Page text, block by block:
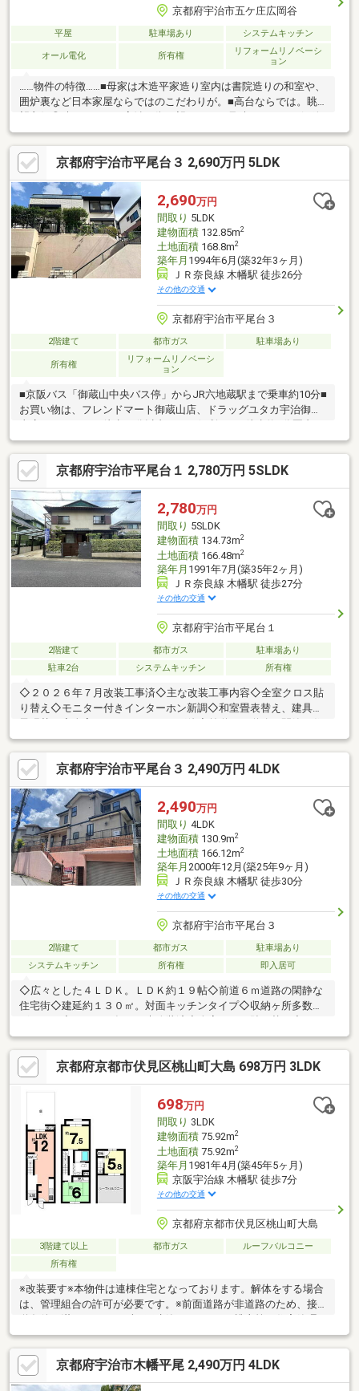
京都府宇治市五ケ庄広岡谷
平屋 駐車場あり システムキッチン
オール電化 所有権
リフォームリノベーシ
ョン
……物件の特徴……■母家は木造平家造り室内は書院造りの和室や、
囲炉裏など日本家屋ならではのこだわりが。■高台ならでは。眺
感ある立地ですので、日当たり・通風も良好です。■お庭の中に
東家、藤棚あり玄関から母家までの間に東家がございますので、
お客様をおもてなしする場としてもご活用いただけます。■2023
年にリフォーム済みキッチンや浴室、トイレなどリフォームがさ
れており、綺麗な水回りで快適にお過ごしいただけます。■京
阪、JR奈良線の２沿線利用可宇治周辺だけでなく、伏見や京都駅
など京都市内も乗り換えなしで移動いただけます。
京都府宇治市平尾台３ 2,690万円 5LDK
2,690万円
間取り 5LDK
建物面積132.85m2
土地面積168.8m2
築年月 1994年6月(築32年3ヶ月)
ＪＲ奈良線 木幡駅 徒歩26分
その他の交通
京都府宇治市平尾台３
2階建て 都市ガス 駐車場あり
所有権
リフォームリノベーシ
ョン
■京阪バス「御蔵山中央バス停」からJR六地蔵駅まで乗車約10分■
お買い物は、フレンドマート御蔵山店、ドラッグユタカ宇治御蔵
に、内科・小児科・歯科のクリニックがあります■宇治カントリ
ークラブまで車で約15分なので、ゴルフが趣味の方にもおすすめ
です！■堀込車庫で大事な車やバイクを汚れや盗難から守れます■
児童公園が点在しており、お子様を連れての遊び場やペットのお
散歩に丁度良い環境です※容積率超過※堀込車庫：幅約2.9ｍ 高さ
約1.9ｍ 奥行約5.6ｍ※令和2年5月外壁塗装、ガス給湯器交換※令
和5年6月レンジフード交換
京都府宇治市平尾台１ 2,780万円 5SLDK
2,780万円
間取り 5SLDK
建物面積134.73m2
土地面積166.48m2
築年月 1991年7月(築35年2ヶ月)
ＪＲ奈良線 木幡駅 徒歩27分
その他の交通
京都府宇治市平尾台１
2階建て 都市ガス
駐車場あり
駐車2台
システムキッチン 所有権
◇２０２６年７月改装工事済◇主な改装工事内容◇全室クロス貼
り替え◇モニター付きインターホン新調◇和室畳表替え、建具障
宅街◇東南向き、日当たり通風良好
京都府宇治市平尾台３ 2,490万円 4LDK
2,490万円
間取り 4LDK
建物面積130.9m2
土地面積166.12m2
築年月 2000年12月(築25年9ヶ月)
ＪＲ奈良線 木幡駅 徒歩30分
その他の交通
京都府宇治市平尾台３
2階建て 都市ガス
駐車場あり
システムキッチン
所有権 即入居可
◇広々とした４ＬＤＫ。ＬＤＫ約１９帖◇前道６ｍ道路の閑静な
住宅街◇建延約１３０㎡。対面キッチンタイプ◇収納ヶ所多数ご
Ｋ、ホール、洋室全室床フロアタイル新調◇和室畳表替え、建具
障子張替え◇トイレ洗浄機能付き便座新調◇全室ハウスクリーニ
ング他
京都府京都市伏見区桃山町大島 698万円 3LDK
698万円
間取り 3LDK
建物面積75.92m2
土地面積75.92m2
築年月 1981年4月(築45年5ヶ月)
京阪宇治線 木幡駅 徒歩7分
その他の交通
京都府京都市伏見区桃山町大島
3階建て以上 都市ガス
ルーフバルコニー
所有権
※改装要す※本物件は連棟住宅となっております。解体をする場合
は、管理組合の許可が必要です。※前面道路が非道路のため、接
組合に加入要、管理費：3000円/月、町内会費：300円/月の支払い
を要します。※2階和室にルーフテラスからの雨漏り跡がありま
す。現状での引渡しとなりますので、現地でご確認ください。
京都府宇治市木幡平尾 2,490万円 4LDK